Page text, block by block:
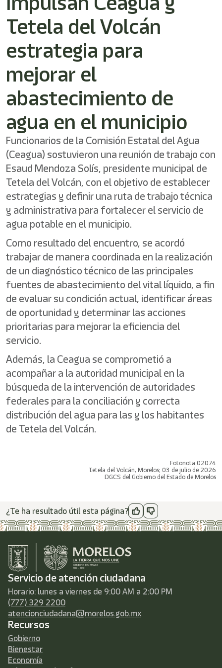
Este
acceso
directo
lector
de
pantalla
ayudarle
navegar
interactuar
con
contenido.
Tetela del Volcán
estrategia para
mejorar el
abastecimiento de
agua en el municipio
Funcionarios de la Comisión Estatal del Agua
(Ceagua) sostuvieron una reunión de trabajo con
Esaud Mendoza Solís, presidente municipal de
Tetela del Volcán, con el objetivo de establecer
estrategias y definir una ruta de trabajo técnica
y administrativa para fortalecer el servicio de
agua potable en el municipio.
Como resultado del encuentro, se acordó
trabajar de manera coordinada en la realización
de un diagnóstico técnico de las principales
fuentes de abastecimiento del vital líquido, a fin
de evaluar su condición actual, identificar áreas
de oportunidad y determinar las acciones
prioritarias para mejorar la eficiencia del
servicio.
Además, la Ceagua se comprometió a
acompañar a la autoridad municipal en la
búsqueda de la intervención de autoridades
federales para la conciliación y correcta
distribución del agua para las y los habitantes
de Tetela del Volcán.
Fotonota 02074
Tetela del Volcán, Morelos; 03 de julio de 2026
DGCS del Gobierno del Estado de Morelos
¿Te ha resultado útil esta página?
Servicio de atención ciudadana
Horario: lunes a viernes de 9:00 AM a 2:00 PM
(777) 329 2200
atencionciudadana@morelos.gob.mx
Recursos
Gobierno
Bienestar
Economía